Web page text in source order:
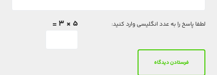
لطفا پاسخ را به عدد انگلیسی وارد کنید: 5 × 3 =